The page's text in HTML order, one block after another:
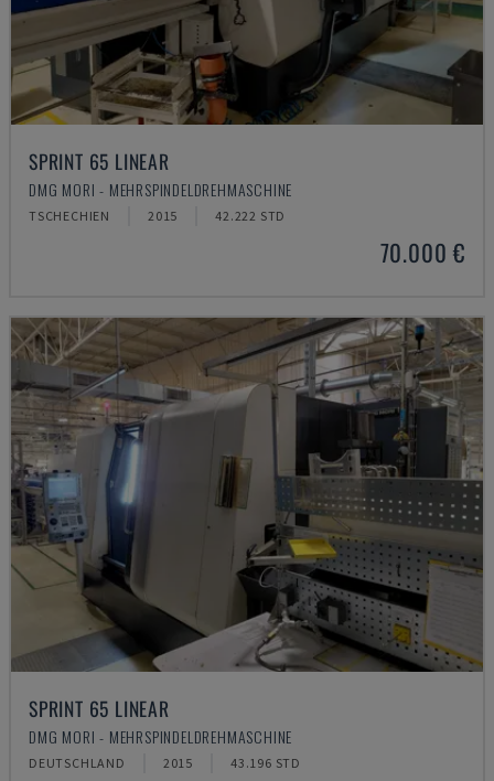
SPRINT 65 LINEAR
DMG MORI - MEHRSPINDELDREHMASCHINE
TSCHECHIEN 2015 42.222 STD
70.000 €
SPRINT 65 LINEAR
DMG MORI - MEHRSPINDELDREHMASCHINE
DEUTSCHLAND 2015 43.196 STD